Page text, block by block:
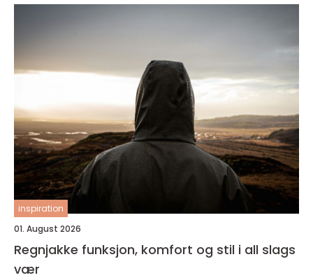
inspiration
01. August 2026
Regnjakke funksjon, komfort og stil i all slags
vær